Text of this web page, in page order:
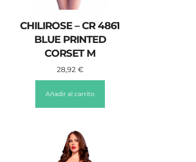
CHILIROSE – CR 4861
BLUE PRINTED
CORSET M
28,92 €
Añadir al carrito